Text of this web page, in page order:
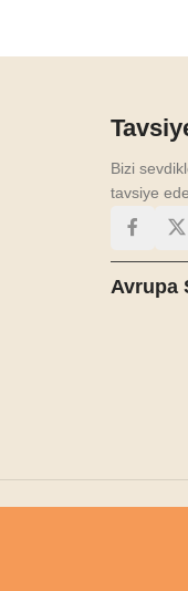
Bizi
tavsiye
Avrupa